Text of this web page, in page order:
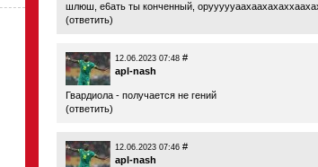
шлюш, е6ать ты конченный,
(ответить)
12.06.2023 07:48 #
apl-nash
Гвардиола - получается не гений
(ответить)
12.06.2023 07:46 #
apl-nash